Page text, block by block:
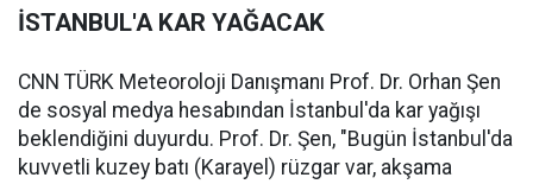
İSTANBUL'A KAR YAĞACAK
CNN TÜRK Meteoroloji Danışmanı Prof. Dr. Orhan Şen
de sosyal medya hesabından İstanbul'da kar yağışı
beklendiğini duyurdu. Prof. Dr. Şen, "Bugün İstanbul'da
kuvvetli kuzey batı (Karayel) rüzgar var, akşama